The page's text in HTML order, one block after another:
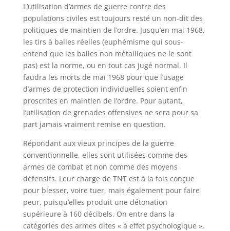
L’utilisation d’armes de guerre contre des
populations civiles est toujours resté un non-dit des
politiques de maintien de l’ordre. Jusqu’en mai 1968,
les tirs à balles réelles (euphémisme qui sous-
entend que les balles non métalliques ne le sont
pas) est la norme, ou en tout cas jugé normal. Il
faudra les morts de mai 1968 pour que l’usage
d’armes de protection individuelles soient enfin
proscrites en maintien de l’ordre. Pour autant,
l’utilisation de grenades offensives ne sera pour sa
part jamais vraiment remise en question.
Répondant aux vieux principes de la guerre
conventionnelle, elles sont utilisées comme des
armes de combat et non comme des moyens
défensifs. Leur charge de TNT est à la fois conçue
pour blesser, voire tuer, mais également pour faire
peur, puisqu’elles produit une détonation
supérieure à 160 décibels. On entre dans la
catégories des armes dites « à effet psychologique »,